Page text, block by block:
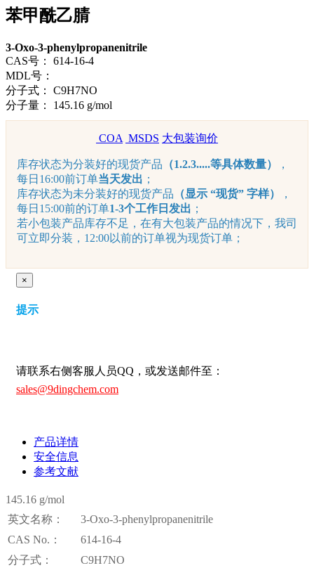
苯甲酰乙腈
3-Oxo-3-phenylpropanenitrile
CAS号：
614-16-4
MDL号：
分子式：
C9H7NO
分子量：
145.16 g/mol
COA MSDS 大包装询价
库存状态为分装好的现货产品 （1.2.3.....等具体数量）
，
每日16:00前订单当天发出 ；
库存状态为未分装好的现货产品 （显示 “现货” 字样）
，
每日15:00前的订单1-3个工作日发出 ；
若小包装产品库存不足，在有大包装产品的情况下，我司
可立即分装，12:00以前的订单视为现货订单；
×
提示
请联系右侧客服人员QQ，或发送邮件至：
sales@9dingchem.com
产品详情
安全信息
参考文献
145.16 g/mol
英文名称：
3-Oxo-3-phenylpropanenitrile
CAS No.：
614-16-4
分子式：
C9H7NO